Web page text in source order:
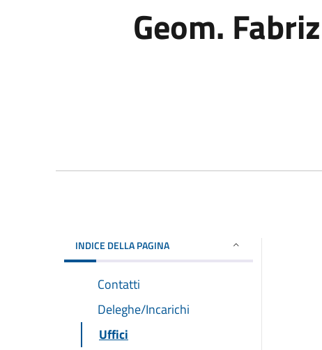
Geom.
INDICE DELLA PAGINA
Contatti
Deleghe/Incarichi
Uffici